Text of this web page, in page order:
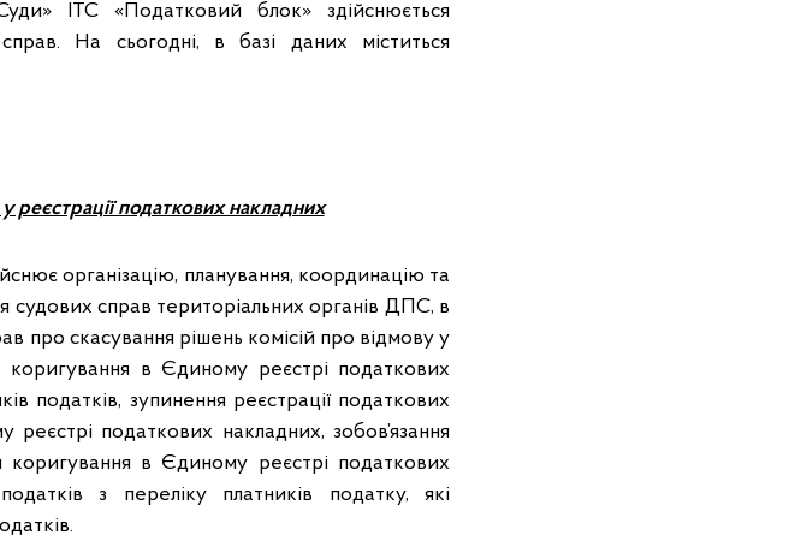
ІТС «Податковий блок» здійснюється
На сьогодні, в базі даних міститься
реєстрації податкових накладних
організацію, планування, координацію та
судових справ територіальних органів ДПС, в
про скасування рішень комісій про відмову у
коригування в Єдиному реєстрі податкових
податків, зупинення реєстрації податкових
податкових накладних, зобов’язання
коригування в Єдиному реєстрі податкових
з переліку платників податку, які